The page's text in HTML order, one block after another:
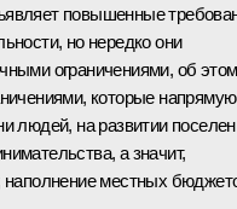
повышенные
но нередко они
ограничениями, об этом
которые напрямую
людей, на развитии
а значит,
наполнение местных